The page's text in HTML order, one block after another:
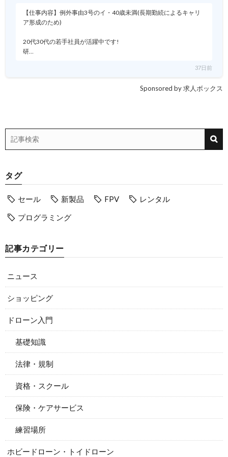
【仕事内容】例外事由3号のイ・40歳未満(長期勤続によるキャリ
ア形成のため)
20代30代の若手社員が活躍中です!
研…
37日前
Sponsored by 求人ボックス
タグ
セール 新製品 FPV
レンタル
プログラミング
記事カテゴリー
ニュース
ショッピング
ドローン入門
基礎知識
法律・規制
資格・スクール
保険・ケアサービス
練習場所
ホビードローン・トイドローン